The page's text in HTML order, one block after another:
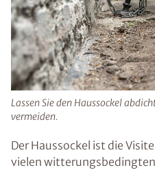
Lassen Sie den Haussockel
vermeiden.
Der Haussockel ist die
vielen